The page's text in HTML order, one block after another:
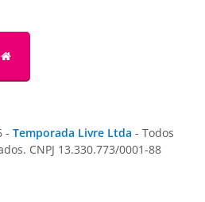
- Temporada Livre Ltda - Todos
CNPJ 13.330.773/0001-88